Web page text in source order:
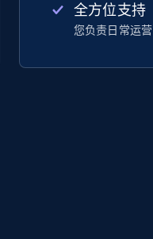
全方位支持
您负责日常运